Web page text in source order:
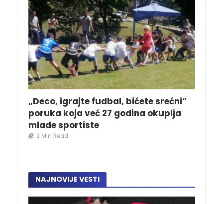
„Deco, igrajte fudbal, bićete srećni“
poruka koja već 27 godina okuplja
mlade sportiste
2 Min Read
NAJNOVIJE VESTI